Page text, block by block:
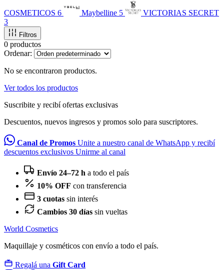
COSMETICOS 6 Maybelline 5
VICTORIAS SECRET
3
Filtros
0 productos
Ordenar:
No se encontraron productos.
Ver todos los productos
Suscribite y recibí ofertas exclusivas
Descuentos, nuevos ingresos y promos solo para suscriptores.
Canal de Promos Unite a nuestro canal de WhatsApp y recibí
descuentos exclusivos Unirme al canal
Envío 24–72 h a todo el país
10% OFF con transferencia
3 cuotas sin interés
Cambios 30 días sin vueltas
World Cosmetics
Maquillaje y cosméticos con envío a todo el país.
Regalá una Gift Card